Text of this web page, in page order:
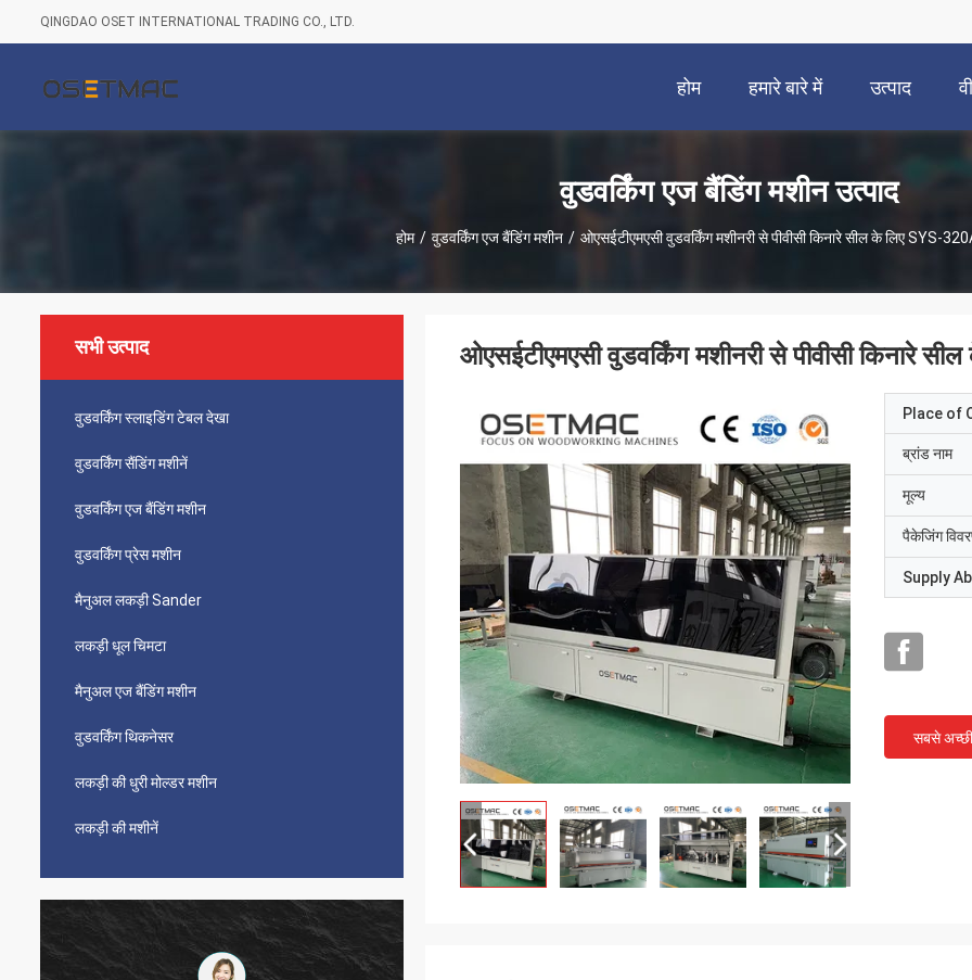
QINGDAO OSET INTERNATIONAL TRADING CO., LTD.
होम हमारे बारे में उत्पाद
वुडवर्किंग एज बैंडिंग मशीन उत्पाद
होम / वुडवर्किंग एज बैंडिंग मशीन / ओएसईटीएमएसी वुडवर्किंग मशीनरी से पीवीसी किनारे सील के लिए SYS-
सभी उत्पाद
वुडवर्किंग स्लाइडिंग टेबल देखा
वुडवर्किंग सैंडिंग मशीनें
वुडवर्किंग एज बैंडिंग मशीन
वुडवर्किंग प्रेस मशीन
मैनुअल लकड़ी Sander
लकड़ी धूल चिमटा
मैनुअल एज बैंडिंग मशीन
वुडवर्किंग थिकनेसर
लकड़ी की धुरी मोल्डर मशीन
लकड़ी की मशीनें
ओएसईटीएमएसी वुडवर्किंग मशीनरी से पीवीसी किनारे
Place of
ब्रांड नाम
मूल्य
पैकेजिंग
Supply
सबसे